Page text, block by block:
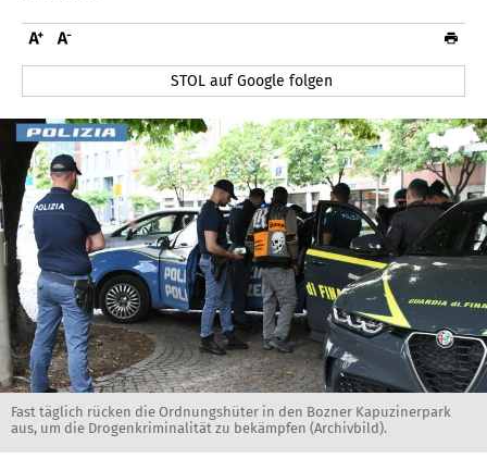
STOL auf Google folgen
Fast täglich rücken die Ordnungshüter in den Bozner Kapuzinerpark
aus, um die Drogenkriminalität zu bekämpfen (Archivbild).